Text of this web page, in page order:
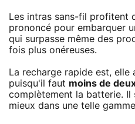
Les intras sans-fil profitent
prononcé pour embarquer
qui surpasse même des
fois plus onéreuses.
La recharge rapide est,
puisqu'il faut moins de
complètement la batterie.
mieux dans une telle